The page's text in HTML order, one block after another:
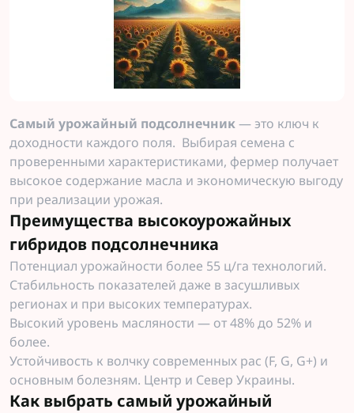
Самый урожайный подсолнечник— это ключ к
доходности каждого поля. Выбирая семена с
проверенными характеристиками, фермер получает
высокое содержание масла и экономическую выгоду
при реализации урожая.
Преимущества высокоурожайных
гибридов подсолнечника
Потенциал урожайности более 55 ц/га технологий.
Стабильность показателей даже в засушливых
регионах и при высоких температурах.
Высокий уровень масляности — от 48% до 52% и
более.
Устойчивость к волчку современных рас (F, G, G+) и
основным болезням. Центр и Север Украины.
Как выбрать самый урожайный